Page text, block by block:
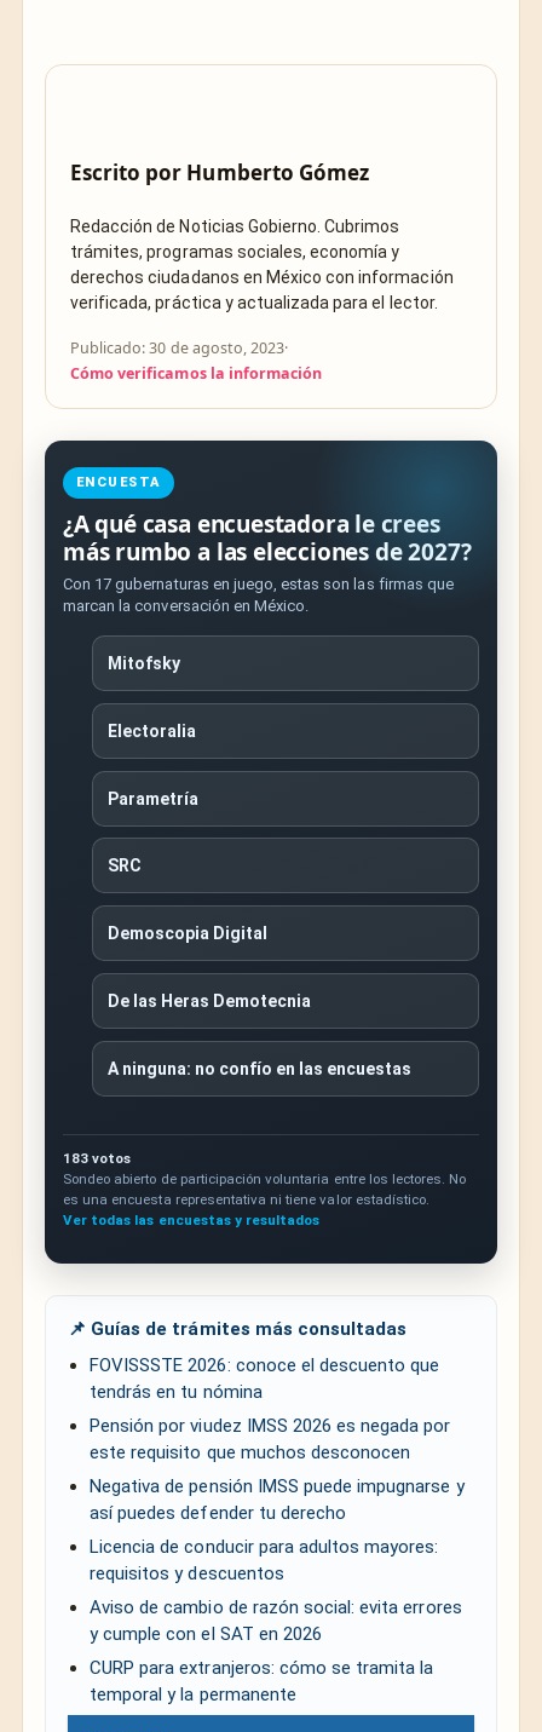
Escrito por Humberto Gómez
Redacción de Noticias Gobierno. Cubrimos
trámites, programas sociales, economía y
derechos ciudadanos en México con información
verificada, práctica y actualizada para el lector.
Publicado: 30 de agosto, 2023·
Cómo verificamos la información
ENCUESTA
¿A qué casa encuestadora le crees
más rumbo a las elecciones de 2027?
Con 17 gubernaturas en juego, estas son las firmas que
marcan la conversación en México.
Mitofsky
Electoralia
Parametría
SRC
Demoscopia Digital
De las Heras Demotecnia
A ninguna: no confío en las encuestas
183 votos
Sondeo abierto de participación voluntaria entre los lectores. No
es una encuesta representativa ni tiene valor estadístico.
Ver todas las encuestas y resultados
📌 Guías de trámites más consultadas
FOVISSSTE 2026: conoce el descuento que
tendrás en tu nómina
Pensión por viudez IMSS 2026 es negada por
este requisito que muchos desconocen
Negativa de pensión IMSS puede impugnarse y
así puedes defender tu derecho
Licencia de conducir para adultos mayores:
requisitos y descuentos
Aviso de cambio de razón social: evita errores
y cumple con el SAT en 2026
CURP para extranjeros: cómo se tramita la
temporal y la permanente